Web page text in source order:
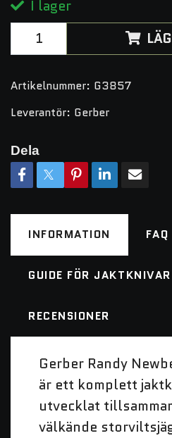
I lager
Artikelnummer: G3857
Leverantör: Gerber
Dela
INFORMATION FAQ
GUIDE FÖR JAKTKNIVAR
RECENSIONER
Gerber Randy
är ett komplett
utvecklat
välkände